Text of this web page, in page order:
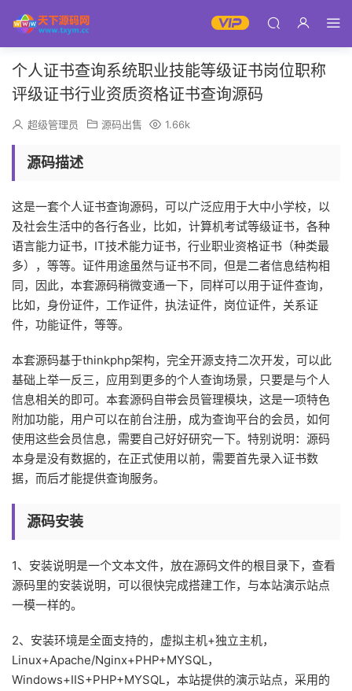
个人证书查询系统职业技能等级证书岗位职称
评级证书行业资质资格证书查询源码
超级管理员 源码出售 1.66k
源码描述
这是一套个人证书查询源码，可以广泛应用于大中小学校，以
及社会生活中的各行各业，比如，计算机考试等级证书，各种
语言能力证书，IT技术能力证书，行业职业资格证书（种类最
多），等等。证件用途虽然与证书不同，但是二者信息结构相
同，因此，本套源码稍微变通一下，同样可以用于证件查询，
比如，身份证件，工作证件，执法证件，岗位证件，关系证
件，功能证件，等等。
本套源码基于thinkphp架构，完全开源支持二次开发，可以此
基础上举一反三，应用到更多的个人查询场景，只要是与个人
信息相关的即可。本套源码自带会员管理模块，这是一项特色
附加功能，用户可以在前台注册，成为查询平台的会员，如何
使用这些会员信息，需要自己好好研究一下。特别说明：源码
本身是没有数据的，在正式使用以前，需要首先录入证书数
据，而后才能提供查询服务。
源码安装
1、安装说明是一个文本文件，放在源码文件的根目录下，查看
源码里的安装说明，可以很快完成搭建工作，与本站演示站点
一模一样的。
2、安装环境是全面支持的，虚拟主机+独立主机，
Linux+Apache/Nginx+PHP+MYSQL，
Windows+IIS+PHP+MYSQL，本站提供的演示站点，采用的